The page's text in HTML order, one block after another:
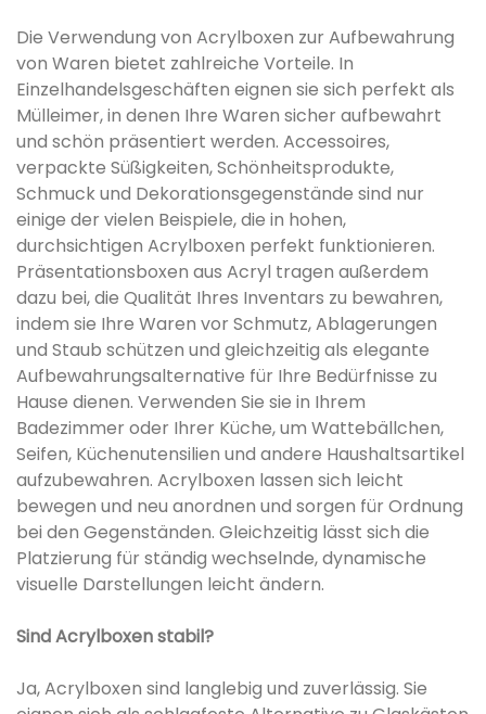
Die Verwendung von Acrylboxen zur Aufbewahrung
von Waren bietet zahlreiche Vorteile. In
Einzelhandelsgeschäften eignen sie sich perfekt als
Mülleimer, in denen Ihre Waren sicher aufbewahrt
und schön präsentiert werden. Accessoires,
verpackte Süßigkeiten, Schönheitsprodukte,
Schmuck und Dekorationsgegenstände sind nur
einige der vielen Beispiele, die in hohen,
durchsichtigen Acrylboxen perfekt funktionieren.
Präsentationsboxen aus Acryl tragen außerdem
dazu bei, die Qualität Ihres Inventars zu bewahren,
indem sie Ihre Waren vor Schmutz, Ablagerungen
und Staub schützen und gleichzeitig als elegante
Aufbewahrungsalternative für Ihre Bedürfnisse zu
Hause dienen. Verwenden Sie sie in Ihrem
Badezimmer oder Ihrer Küche, um Wattebällchen,
Seifen, Küchenutensilien und andere Haushaltsartikel
aufzubewahren. Acrylboxen lassen sich leicht
bewegen und neu anordnen und sorgen für Ordnung
bei den Gegenständen. Gleichzeitig lässt sich die
Platzierung für ständig wechselnde, dynamische
visuelle Darstellungen leicht ändern.
Sind Acrylboxen stabil?
Ja, Acrylboxen sind langlebig und zuverlässig. Sie